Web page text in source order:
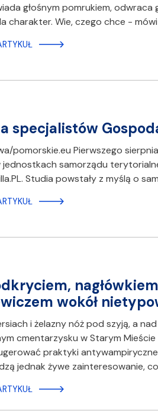
głośnym pomrukiem,
charakter. Wie, czego chce -
specjalistów
pomorskie.eu Pierwszego
jednostkach samorządu
Studia powstały z myślą o
wokół
i żelazny nóż pod szyją, a
cmentarzysku w Starym
praktyki
jednak żywe zainteresowanie,